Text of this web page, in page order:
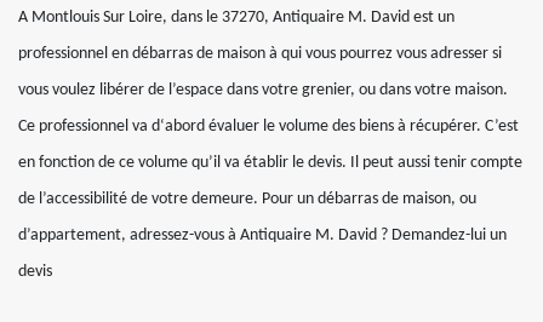
A Montlouis Sur Loire, dans le 37270, Antiquaire M. David est un
professionnel en débarras de maison à qui vous pourrez vous adresser si
vous voulez libérer de l’espace dans votre grenier, ou dans votre maison.
Ce professionnel va d‘abord évaluer le volume des biens à récupérer. C’est
en fonction de ce volume qu’il va établir le devis. Il peut aussi tenir compte
de l’accessibilité de votre demeure. Pour un débarras de maison, ou
d’appartement, adressez-vous à Antiquaire M. David ? Demandez-lui un
devis